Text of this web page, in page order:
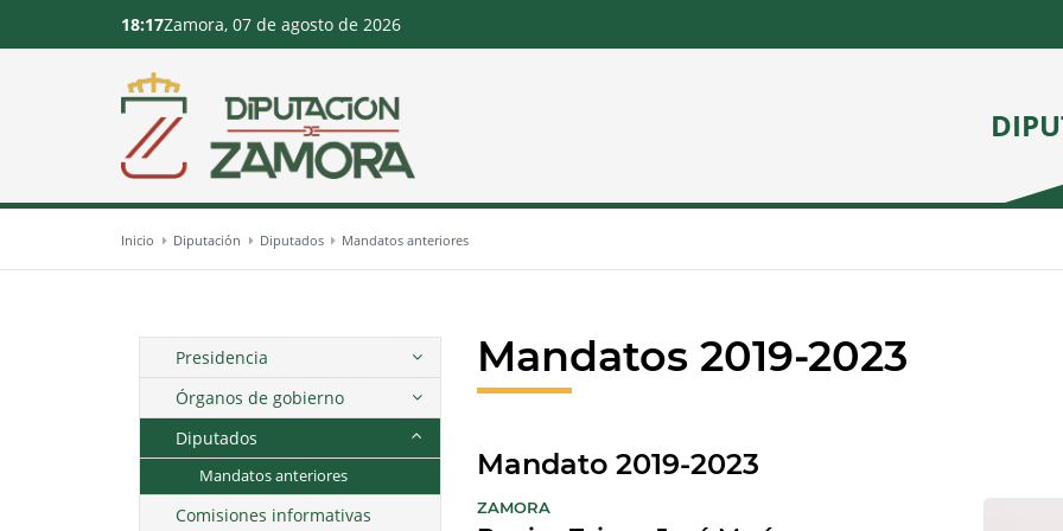
18:17Zamora, 07 de agosto de 2026
Inicio Diputación Diputados Mandatos anteriores
Presidencia
Órganos de gobierno
Diputados
Mandatos anteriores
Comisiones informativas
Mandatos 2019-2023
Mandato 2019-2023
ZAMORA